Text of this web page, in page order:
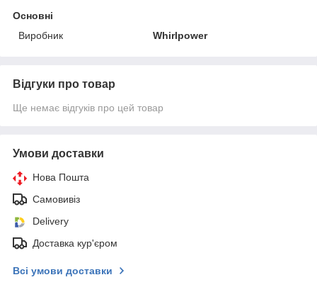
Основні
Виробник
Whirlpower
Відгуки про товар
Ще немає відгуків про цей товар
Умови доставки
Нова Пошта
Самовивіз
Delivery
Доставка кур'єром
Всі умови доставки